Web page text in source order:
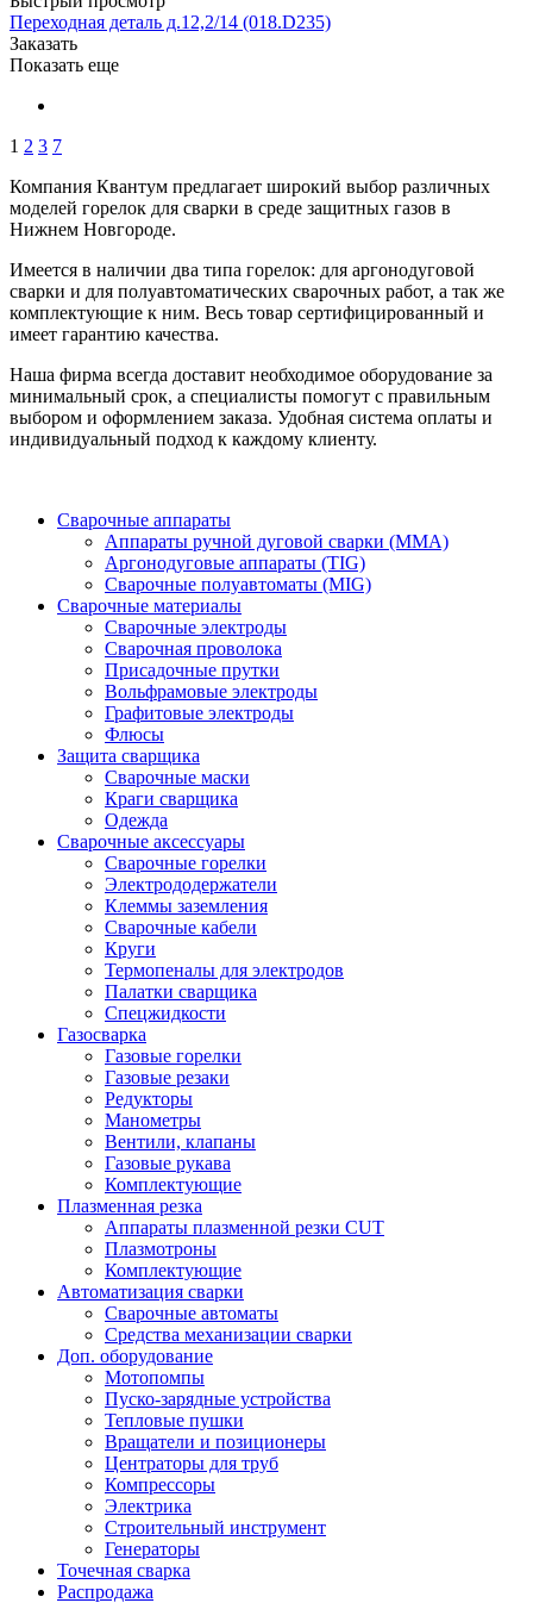
Переходная деталь д.12,2/14 (018.D235)
Заказать
Показать еще
1 2 3 7
Компания Квантум предлагает широкий выбор различных
моделей горелок для сварки в среде защитных газов в
Нижнем Новгороде.
Имеется в наличии два типа горелок: для аргонодуговой
сварки и для полуавтоматических сварочных работ, а так же
комплектующие к ним. Весь товар сертифицированный и
имеет гарантию качества.
Наша фирма всегда доставит необходимое оборудование за
минимальный срок, а специалисты помогут с правильным
выбором и оформлением заказа. Удобная система оплаты и
индивидуальный подход к каждому клиенту.
Сварочные аппараты
Аппараты ручной дуговой сварки (MMA)
Аргонодуговые аппараты (TIG)
Сварочные полуавтоматы (MIG)
Сварочные материалы
Сварочные электроды
Сварочная проволока
Присадочные прутки
Вольфрамовые электроды
Графитовые электроды
Флюсы
Защита сварщика
Сварочные маски
Краги сварщика
Одежда
Сварочные аксессуары
Сварочные горелки
Электрододержатели
Клеммы заземления
Сварочные кабели
Круги
Термопеналы для электродов
Палатки сварщика
Спецжидкости
Газосварка
Газовые горелки
Газовые резаки
Редукторы
Манометры
Вентили, клапаны
Газовые рукава
Комплектующие
Плазменная резка
Аппараты плазменной резки CUT
Плазмотроны
Комплектующие
Автоматизация сварки
Сварочные автоматы
Средства механизации сварки
Доп. оборудование
Мотопомпы
Пуско-зарядные устройства
Тепловые пушки
Вращатели и позиционеры
Центраторы для труб
Компрессоры
Электрика
Строительный инструмент
Генераторы
Точечная сварка
Распродажа